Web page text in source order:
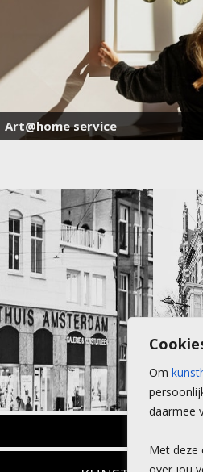
Om
daarmee
Met deze
Art@home service